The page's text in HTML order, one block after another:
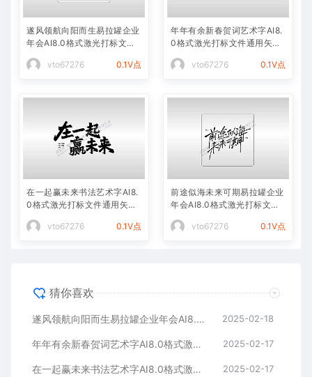
遂风领航向阳而生易拉罐企业
年会AI8.0格式激光打标文件
vto67276
0.1V点
年年有余新春贺词艺术字AI8.
0格式激光打标文件通用矢量
vto67276
0.1V点
在一起赢未来书法艺术字AI8.
0格式激光打标文件通用矢量
vto67276
0.1V点
前途似海未来可期易拉罐企业
年会AI8.0格式激光打标文件
vto67276
0.1V点
猜你喜欢
遂风领航向阳而生易拉罐企业年会AI8.0格式激光打标文件通用矢量图 2025-02-18
年年有余新春贺词艺术字AI8.0格式激光打标文件通用矢量图 2025-02-17
在一起赢未来书法艺术字AI8.0格式激光打标文件通用矢量图 2025-02-17